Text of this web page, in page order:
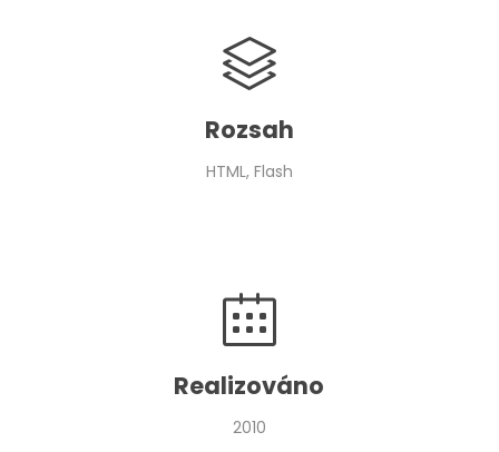
Rozsah
HTML, Flash
Realizováno
2010